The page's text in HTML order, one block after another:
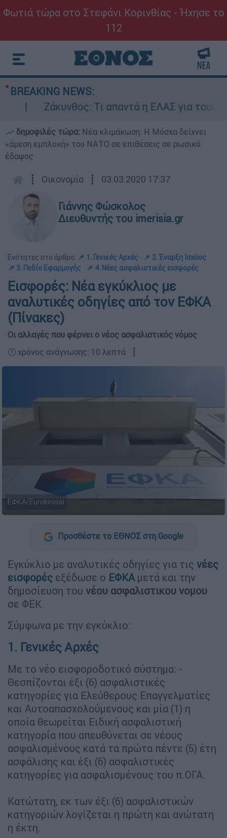
Φωτιά τώρα στο Στεφάνι Κορινθίας - Ήχησε το
112
BREAKING NEWS:
Τι απαντά η ΕΛΑΣ για τους 8 βιασμούς
δημοφιλές τώρα: Νέα κλιμάκωση: Η Μόσχα δείχνει
«άμεση εμπλοκή» του ΝΑΤΟ σε επιθέσεις σε ρωσικό
έδαφος
┋ Οικονομία ┋ 03.03.2020 17:37
Γιάννης Φώσκολος
Διευθυντής του imerisia.gr
Ενότητες στο άρθρο: 📌 1. Γενικές Αρχές
📌 2. Έναρξη Ισχύος
📌 3. Πεδίο Εφαρμογής
📌 4. Νέες ασφαλιστικές εισφορές
Εισφορές: Νέα εγκύκλιος με
αναλυτικές οδηγίες από τον ΕΦΚΑ
(Πίνακες)
Οι αλλαγές που φέρνει ο νέος ασφαλιστικός νόμος
🕛 χρόνος ανάγνωσης: 10 λεπτά ┋
ΕΦΚΑ/Eurokinissi
Προσθέστε το ΕΘΝΟΣ στη Google
Εγκύκλιο με αναλυτικές οδηγίες για τις νέες
εισφορές εξέδωσε ο ΕΦΚΑ μετά και την
δημοσίευση του νέου ασφαλιστικου νομου
σε ΦΕΚ.
Σύμφωνα με την εγκύκλιο:
1. Γενικές Αρχές
Με το νέο εισφοροδοτικό σύστημα: -
Θεσπίζονται έξι (6) ασφαλιστικές
κατηγορίες για Ελεύθερους Επαγγελματίες
και Αυτοαπασχολούμενους και μία (1) η
οποία θεωρείται Ειδική ασφαλιστική
κατηγορία που απευθύνεται σε νέους
ασφαλισμένους κατά τα πρώτα πέντε (5) έτη
ασφάλισης και έξι (6) ασφαλιστικές
κατηγορίες για ασφαλισμένους του π.ΟΓΑ.
Κατώτατη, εκ των έξι (6) ασφαλιστικών
κατηγοριών λογίζεται η πρώτη και ανώτατη
η έκτη.